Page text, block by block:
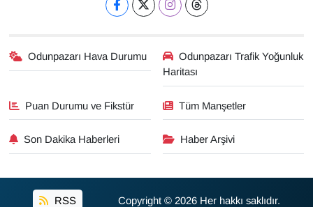
Odunpazarı Hava Durumu
Odunpazarı Trafik Yoğunluk
Haritası
Puan Durumu ve Fikstür Tüm Manşetler
Son Dakika Haberleri Haber Arşivi
RSS Copyright © 2026 Her hakkı saklıdır.